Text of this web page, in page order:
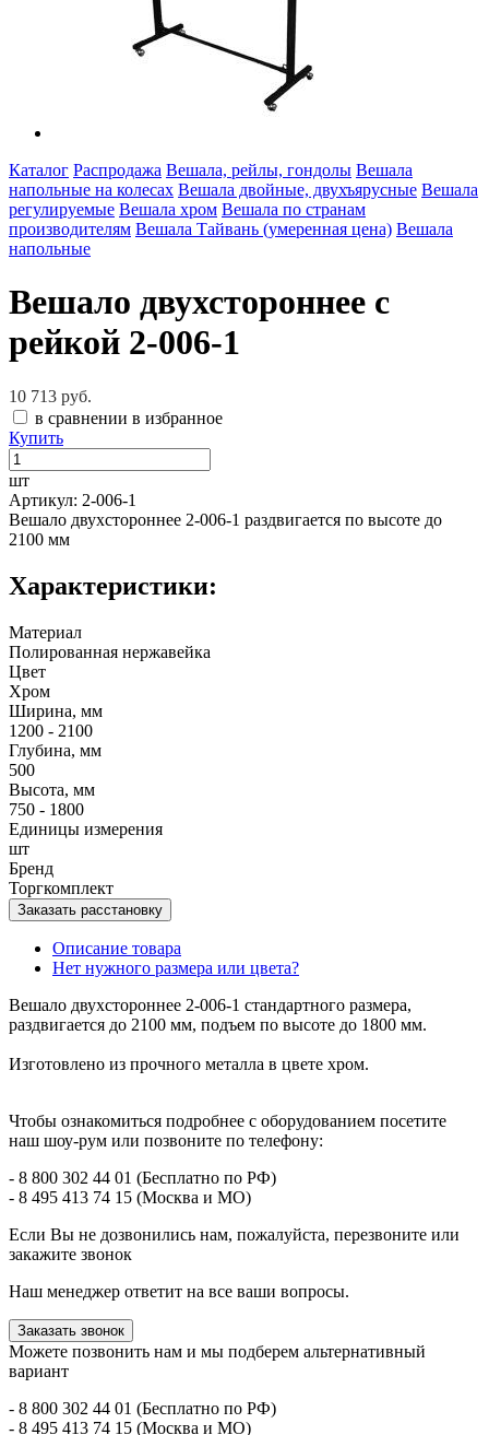
Каталог Распродажа Вешала, рейлы, гондолы Вешала
напольные на колесах Вешала двойные, двухъярусные Вешала
регулируемые Вешала хром Вешала по странам
производителям Вешала Тайвань (умеренная цена) Вешала
напольные
Вешало двухстороннее с
рейкой 2-006-1
10 713 руб.
в сравнении в избранное
Купить
шт
Артикул: 2-006-1
Вешало двухстороннее 2-006-1 раздвигается по высоте до
2100 мм
Характеристики:
Материал
Полированная нержавейка
Цвет
Хром
Ширина, мм
1200 - 2100
Глубина, мм
500
Высота, мм
750 - 1800
Единицы измерения
шт
Бренд
Торгкомплект
Заказать расстановку
Описание товара
Нет нужного размера или цвета?
Вешало двухстороннее 2-006-1 стандартного размера,
раздвигается до 2100 мм, подъем по высоте до 1800 мм.
Изготовлено из прочного металла в цвете хром.
Чтобы ознакомиться подробнее с оборудованием посетите
наш шоу-рум или позвоните по телефону:
- 8 800 302 44 01 (Бесплатно по РФ)
- 8 495 413 74 15 (Москва и МО)
Если Вы не дозвонились нам, пожалуйста, перезвоните или
закажите звонок
Наш менеджер ответит на все ваши вопросы.
Заказать звонок
Можете позвонить нам и мы подберем альтернативный
вариант
- 8 800 302 44 01 (Бесплатно по РФ)
- 8 495 413 74 15 (Москва и МО)